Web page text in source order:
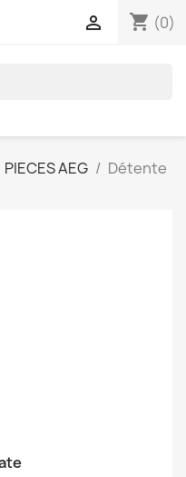
shopping_cart (0)

PIECES AEG
Détente